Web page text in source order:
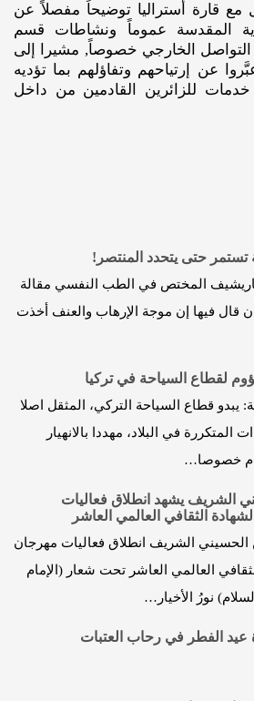
قارة أستراليا توضيحاً مفصلاً عن
المقدسة عموماً ونشاطات قسم
التواصل الخارجي خصوصاً, مشيرا إلى
عن إرتياحهم وتفاؤلهم بما تؤديه
خدمات للزائرين القادمين من داخل
تستمر حتى يتحدد المنتصر!
المختص في الطب النفسي مقالة
قال فيها إن موجة الإرهاب والعنف أخذت
يبدو قطاع السياحة التركي، المثقل اصلا
المتكررة في البلاد، مهددا بالانهيار
خصوصا…
الشريف يشهد انطلاق فعاليات
الثقافي العالمي العاشر
الشريف انطلاق فعاليات مهرجان
العالمي العاشر تحت شعار (الإمام
نورُ الأخيار…
عيد الفطر في رحاب العتبات